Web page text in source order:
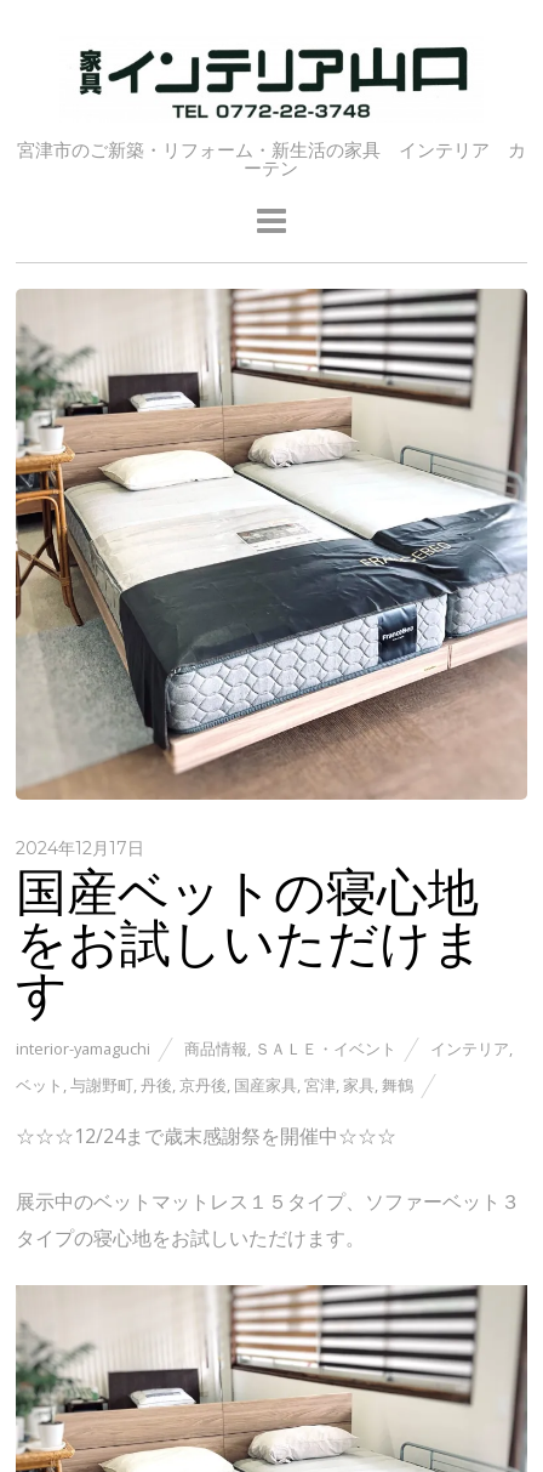
宮津市のご新築・リフォーム・新生活の家具 インテリア カ
ーテン
2024年12月17日
国産ベットの寝心地
をお試しいただけま
す
interior-yamaguchi 商品情報, ＳＡＬＥ・イベント インテリア,
ベット ,与謝野町,丹後,京丹後, 国産家具,宮津,家具,舞鶴
☆☆☆12/24まで歳末感謝祭を開催中☆☆☆
展示中のベットマットレス１５タイプ、ソファーベット３
タイプの寝心地をお試しいただけます。